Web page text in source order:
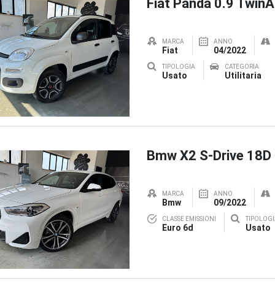
Fiat Panda 0.9
MARCA
Fiat
ANNO
04/2022
TIPOLOGIA
Usato
CATEGORIA
Utilitaria
Bmw X2 S-Drive
MARCA
Bmw
ANNO
09/2022
CLASSE EMISSIONI
Euro 6d Usato